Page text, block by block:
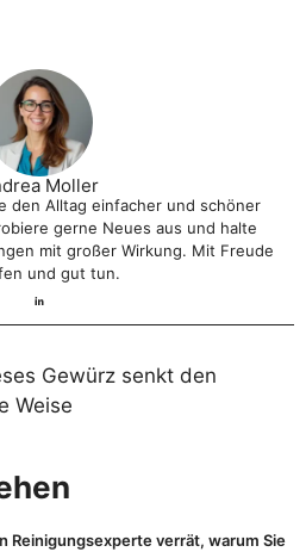
Moller
den Alltag einfacher und schöner
gerne Neues aus und halte
mit großer Wirkung. Mit Freude
und gut tun.
Gewürz senkt den
Weise
Reinigungsexperte verrät, warum Sie